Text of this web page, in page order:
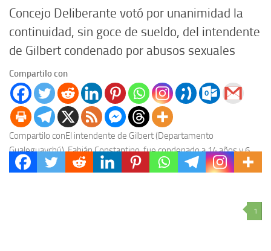
Concejo Deliberante votó por unanimidad la
continuidad, sin goce de sueldo, del intendente
de Gilbert condenado por abusos sexuales
Compartilo con
Compartilo conEl intendente de Gilbert (Departamento
Gualeguaychú), Fabián Constantino, fue condenado a 14 años y 6
meses de prisión efectiva por abusar de tres mujeres...
1